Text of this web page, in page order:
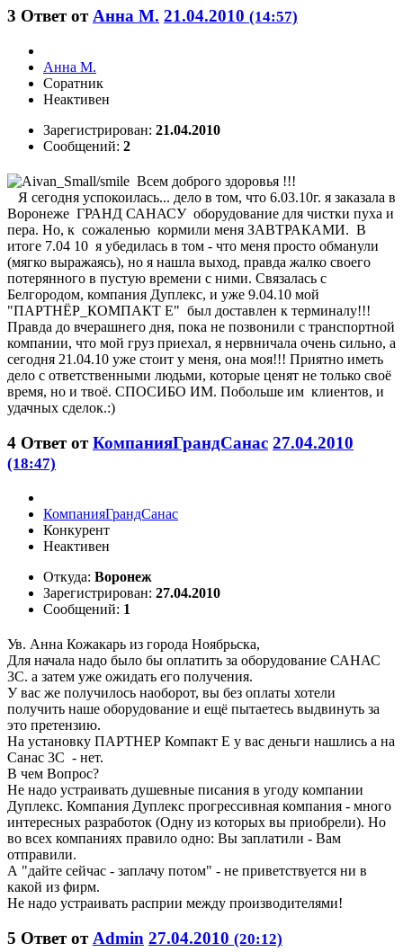
3 Ответ отАнна М. 21.04.2010 (14:57)
Анна М.
Соратник
Неактивен
Зарегистрирован: 21.04.2010
Сообщений: 2
Всем доброго здоровья !!!
Я сегодня успокоилась... дело в том, что 6.03.10г. я заказала в
Воронеже ГРАНД САНАСУ оборудование для чистки пуха и
пера. Но, к сожаленью кормили меня ЗАВТРАКАМИ. В
итоге 7.04 10 я убедилась в том - что меня просто обманули
(мягко выражаясь), но я нашла выход, правда жалко своего
потерянного в пустую времени с ними. Связалась с
Белгородом, компания Дуплекс, и уже 9.04.10 мой
"ПАРТНЁР_КОМПАКТ Е" был доставлен к терминалу!!!
Правда до вчерашнего дня, пока не позвонили с транспортной
компании, что мой груз приехал, я нервничала очень сильно, а
сегодня 21.04.10 уже стоит у меня, она моя!!! Приятно иметь
дело с ответственными людьми, которые ценят не только своё
время, но и твоё. СПОСИБО ИМ. Побольше им клиентов, и
удачных сделок.:)
4 Ответ отКомпанияГрандСанас 27.04.2010
(18:47)
КомпанияГрандСанас
Конкурент
Неактивен
Откуда: Воронеж
Зарегистрирован: 27.04.2010
Сообщений: 1
Ув. Анна Кожакарь из города Ноябрьска,
Для начала надо было бы оплатить за оборудование САНАС
3С. а затем уже ожидать его получения.
У вас же получилось наоборот, вы без оплаты хотели
получить наше оборудование и ещё пытаетесь выдвинуть за
это претензию.
На установку ПАРТНЕР Компакт Е у вас деньги нашлись а на
Санас 3С - нет.
В чем Вопрос?
Не надо устраивать душевные писания в угоду компании
Дуплекс. Компания Дуплекс прогрессивная компания - много
интересных разработок (Одну из которых вы приобрели). Но
во всех компаниях правило одно: Вы заплатили - Вам
отправили.
А "дайте сейчас - заплачу потом" - не приветствуется ни в
какой из фирм.
Не надо устраивать расприи между производителями!
5 Ответ от Admin 27.04.2010 (20:12)